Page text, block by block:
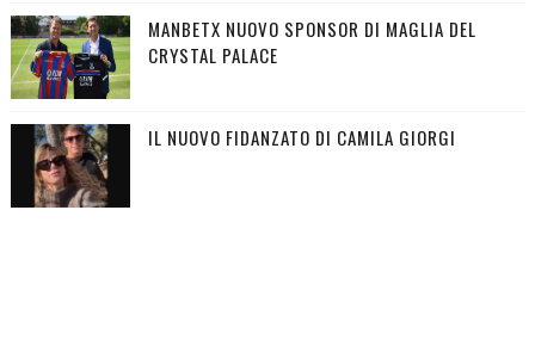
MANBETX NUOVO SPONSOR DI MAGLIA DEL
CRYSTAL PALACE
IL NUOVO FIDANZATO DI CAMILA GIORGI